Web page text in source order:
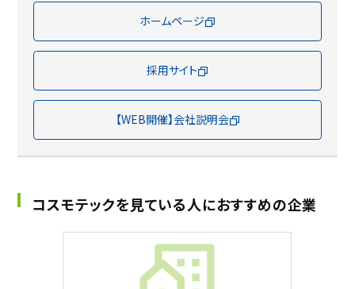
ホームページ
採用サイト
【WEB開催】会社説明会
コスモテックを見ている人におすすめの企業